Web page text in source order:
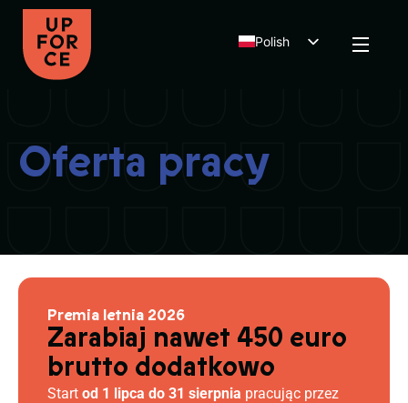
Polish
Oferta pracy
Premia letnia 2026
Zarabiaj nawet 450 euro
brutto dodatkowo
Start od 1 lipca do 31 sierpnia pracując przez